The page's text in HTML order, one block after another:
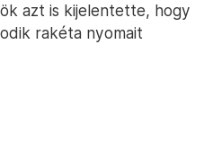
azt is kijelentette, hogy
rakéta nyomait